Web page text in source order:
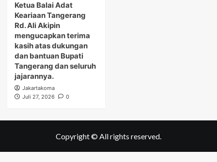
Ketua Balai Adat
Keariaan Tangerang
Rd. Ali Akipin
mengucapkan terima
kasih atas dukungan
dan bantuan Bupati
Tangerang dan seluruh
jajarannya.
Jakartakoma
Juli 27, 2026
0
Copyright © All rights reserved.